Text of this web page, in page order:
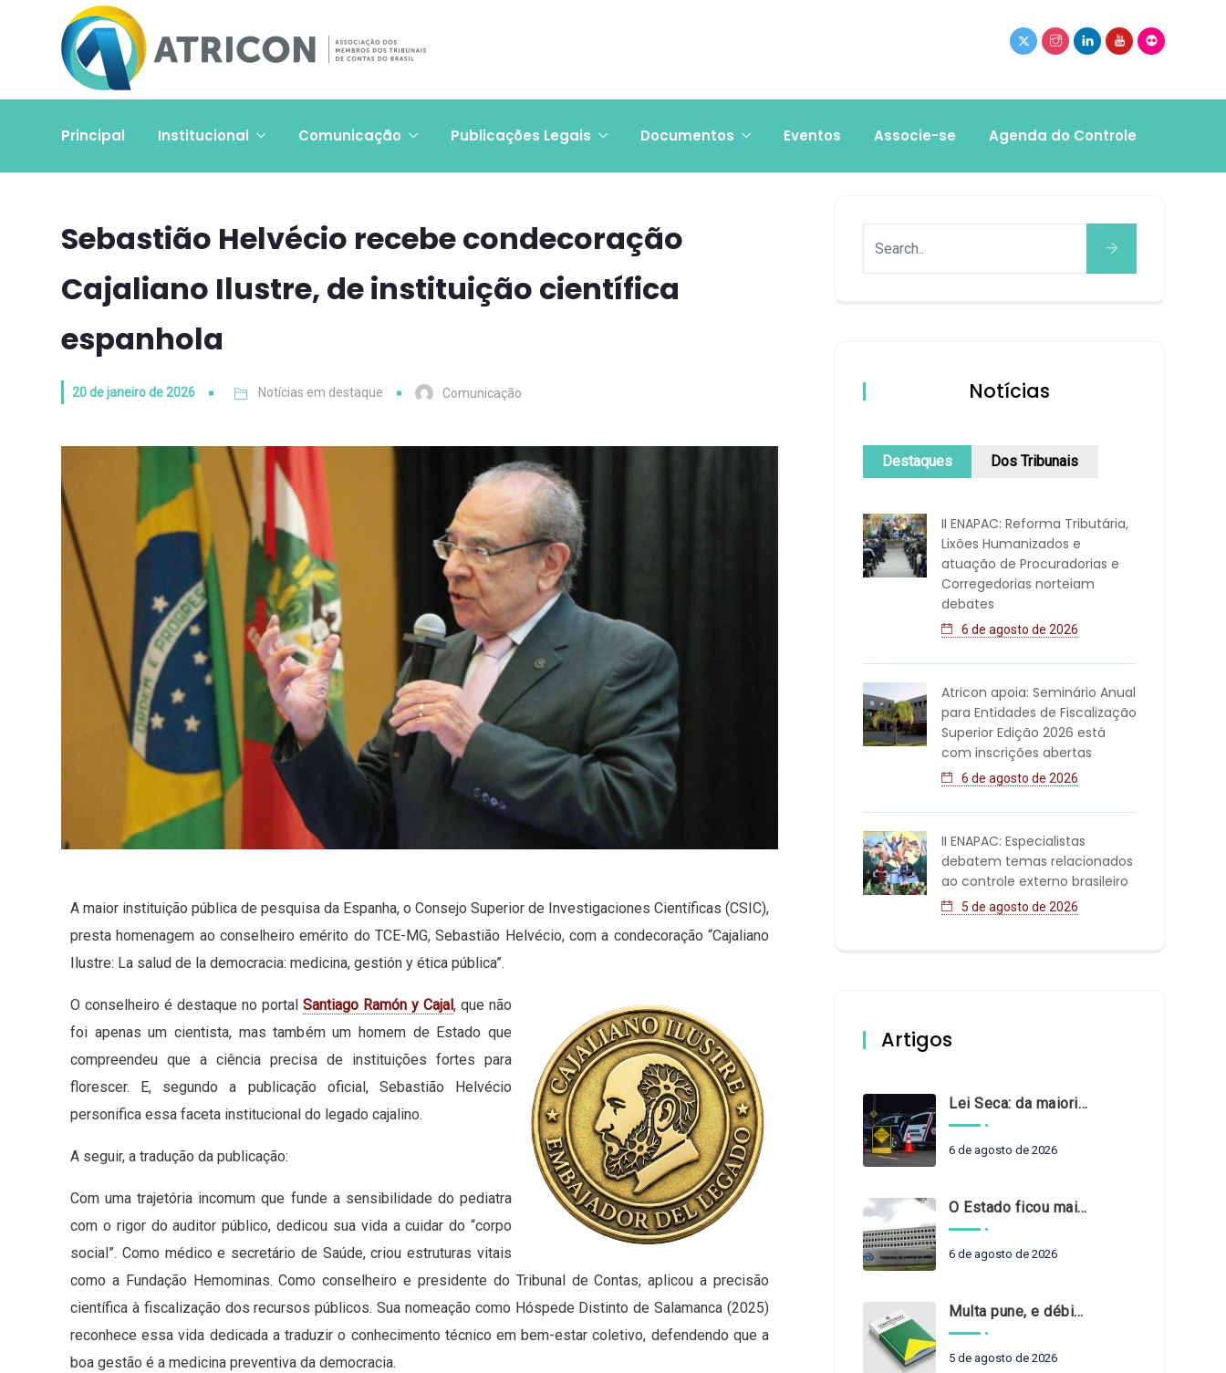
Principal Institucional Comunicação Publicações Legais Documentos Eventos Associe-se Agenda do Controle
Sebastião Helvécio recebe condecoração
Cajaliano Ilustre, de instituição científica
espanhola
20 de janeiro de 2026 Notícias em destaque Comunicação
A maior instituição pública de pesquisa da Espanha, o Consejo Superior de Investigaciones Científicas (CSIC),
presta homenagem ao conselheiro emérito do TCE-MG, Sebastião Helvécio, com a condecoração “Cajaliano
Ilustre: La salud de la democracia: medicina, gestión y ética pública”.
O conselheiro é destaque no portal Santiago Ramón y Cajal , que não
foi apenas um cientista, mas também um homem de Estado que
compreendeu que a ciência precisa de instituições fortes para
florescer. E, segundo a publicação oficial, Sebastião Helvécio
personifica essa faceta institucional do legado cajalino.
A seguir, a tradução da publicação:
Com uma trajetória incomum que funde a sensibilidade do pediatra
com o rigor do auditor público, dedicou sua vida a cuidar do “corpo
social”. Como médico e secretário de Saúde, criou estruturas vitais
como a Fundação Hemominas. Como conselheiro e presidente do Tribunal de Contas, aplicou a precisão
científica à fiscalização dos recursos públicos. Sua nomeação como Hóspede Distinto de Salamanca (2025)
reconhece essa vida dedicada a traduzir o conhecimento técnico em bem-estar coletivo, defendendo que a
boa gestão é a medicina preventiva da democracia.
Notícias
Destaques Dos Tribunais
II ENAPAC: Reforma Tributária,
Lixões Humanizados e
atuação de Procuradorias e
Corregedorias norteiam
debates
6 de agosto de 2026
Atricon apoia: Seminário Anual
para Entidades de Fiscalização
Superior Edição 2026 está
com inscrições abertas
6 de agosto de 2026
II ENAPAC: Especialistas
debatem temas relacionados
ao controle externo brasileiro
5 de agosto de 2026
Artigos
Lei Seca: da maioridade à maturidade
6 de agosto de 2026
O Estado ficou mais complexo. O controle precisa acompanhar
6 de agosto de 2026
Multa pune, e débito recompõe. § 3º do art. 71 da Constituição: um problema de legística formal
5 de agosto de 2026